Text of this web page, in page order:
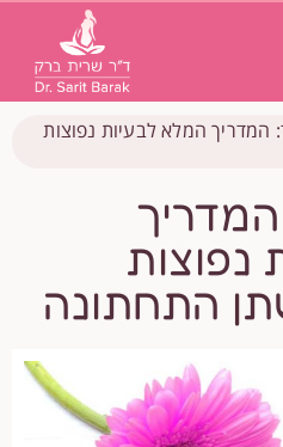
המדריך המלא לבעיות נפוצות
נפוצות
התחתונה